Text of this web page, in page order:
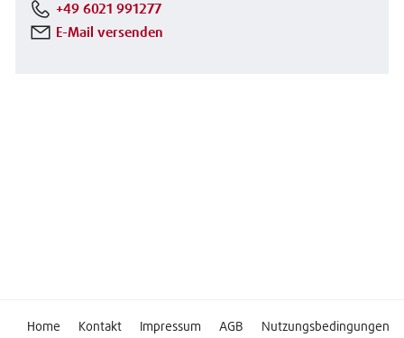
+49 6021 991277
E-Mail versenden
Home Kontakt Impressum AGB Nutzungsbedingungen